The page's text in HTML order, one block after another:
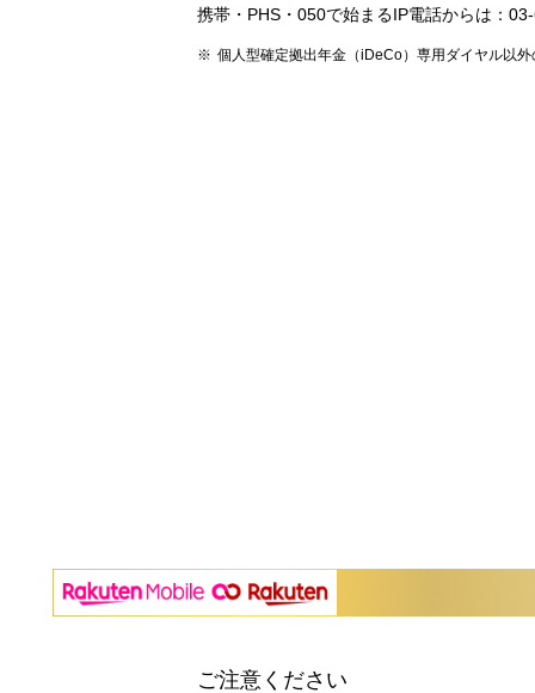
携帯・PHS・050で始まるIP電話からは：
個人型確定拠出年金（iDeCo）専用ダイヤル以
ご注意ください